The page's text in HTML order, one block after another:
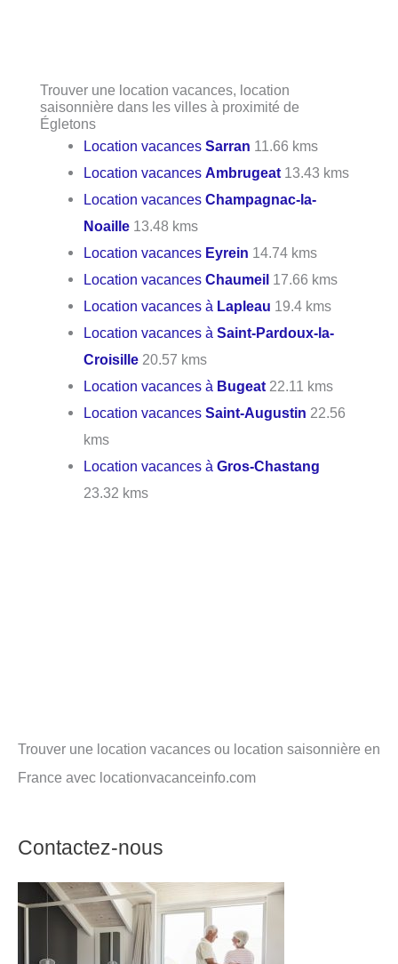
Trouver une location vacances, location
saisonnière dans les villes à proximité de
Égletons
Location vacancesSarran 11.66 kms
Location vacancesAmbrugeat 13.43 kms
Location vacancesChampagnac-la-
Noaille 13.48 kms
Location vacances Eyrein 14.74 kms
Location vacancesChaumeil 17.66 kms
Location vacances à Lapleau 19.4 kms
Location vacances àSaint-Pardoux-la-
Croisille 20.57 kms
Location vacances à Bugeat 22.11 kms
Location vacancesSaint-Augustin 22.56
kms
Location vacances àGros-Chastang
23.32 kms
Trouver une location vacances ou location saisonnière en
France avec locationvacanceinfo.com
Contactez-nous